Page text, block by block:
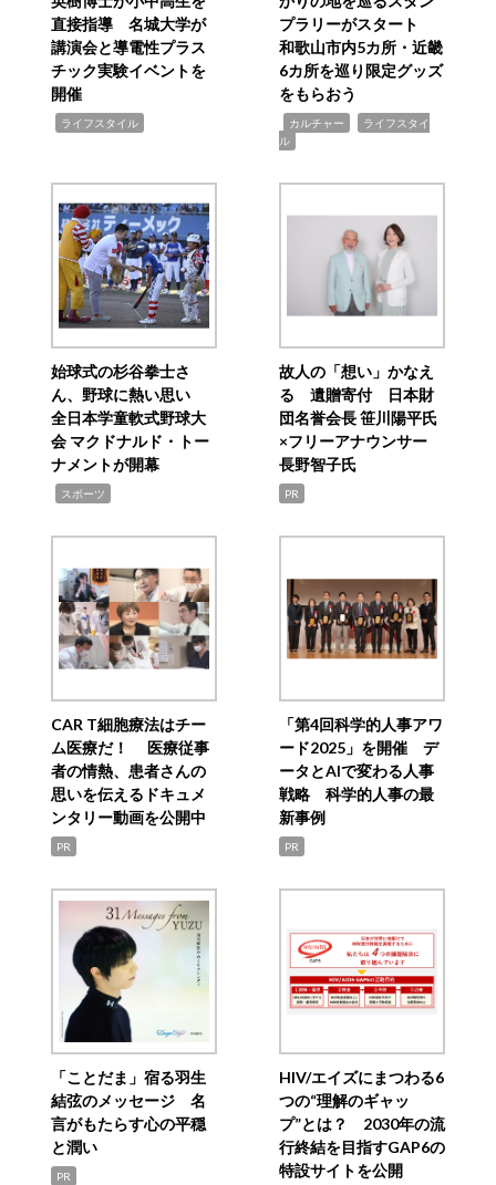
直接指導 名城大学が
講演会と導電性プラス
チック実験イベントを
開催
ライフスタイル
プラリーがスタート
和歌山市内5カ所・近畿
6カ所を巡り限定グッズ
をもらおう
カルチャー
ライフスタイ
ル
始球式の杉谷拳士さ
ん、野球に熱い思い
全日本学童軟式野球大
会 マクドナルド・トー
ナメントが開幕
スポーツ
故人の「想い」かなえ
る 遺贈寄付 日本財
団名誉会長 笹川陽平氏
×フリーアナウンサー
長野智子氏
PR
CAR T細胞療法はチー
ム医療だ！ 医療従事
者の情熱、患者さんの
思いを伝えるドキュメ
ンタリー動画を公開中
PR
「第4回科学的人事アワ
ード2025」を開催 デ
ータとAIで変わる人事
戦略 科学的人事の最
新事例
PR
「ことだま」宿る羽生
結弦のメッセージ 名
言がもたらす心の平穏
と潤い
PR
HIV/エイズにまつわる6
つの“理解のギャッ
プ”とは？ 2030年の流
行終結を目指すGAP6の
特設サイトを公開